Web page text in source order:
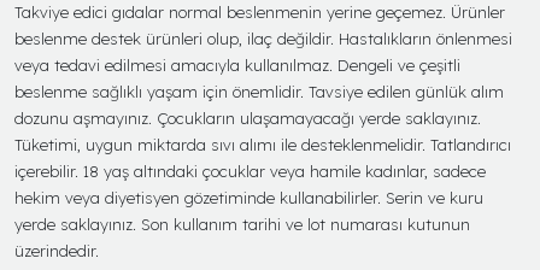
Takviye edici gıdalar normal beslenmenin yerine geçemez. Ürünler
beslenme destek ürünleri olup, ilaç değildir. Hastalıkların önlenmesi
veya tedavi edilmesi amacıyla kullanılmaz. Dengeli ve çeşitli
beslenme sağlıklı yaşam için önemlidir. Tavsiye edilen günlük alım
dozunu aşmayınız. Çocukların ulaşamayacağı yerde saklayınız.
Tüketimi, uygun miktarda sıvı alımı ile desteklenmelidir. Tatlandırıcı
içerebilir. 18 yaş altındaki çocuklar veya hamile kadınlar, sadece
hekim veya diyetisyen gözetiminde kullanabilirler. Serin ve kuru
yerde saklayınız. Son kullanım tarihi ve lot numarası kutunun
üzerindedir.